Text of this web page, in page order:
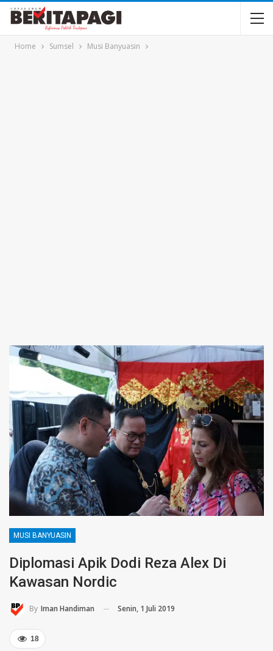
Home Sumsel Musi Banyuasin
MUSI BANYUASIN
Diplomasi Apik Dodi Reza Alex Di
Kawasan Nordic
By Iman Handiman Senin, 1 Juli 2019
18